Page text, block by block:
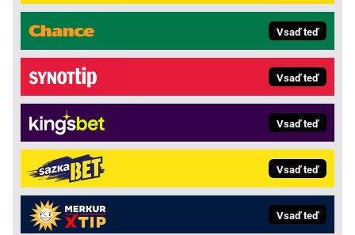
Vsaď teď
Vsaď teď
Vsaď teď
Vsaď teď
Vsaď teď